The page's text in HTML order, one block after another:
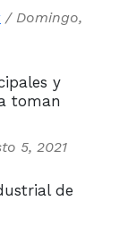
/ Domingo,
y
toman
5, 2021
de